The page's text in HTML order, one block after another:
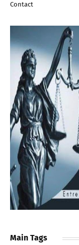
Contact
Main Tags